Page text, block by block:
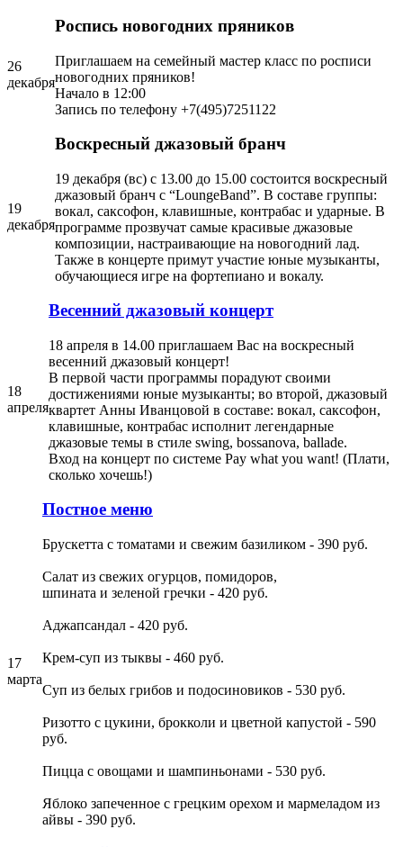
26
декабря
Роспись новогодних пряников
Приглашаем на семейный мастер класс по росписи
новогодних пряников!
Начало в 12:00
Запись по телефону +7(495)7251122
19
декабря
Воскресный джазовый бранч
19 декабря (вс) с 13.00 до 15.00 состоится воскресный
джазовый бранч с “LoungeBand”. В составе группы:
вокал, саксофон, клавишные, контрабас и ударные. В
программе прозвучат самые красивые джазовые
композиции, настраивающие на новогодний лад.
Также в концерте примут участие юные музыканты,
обучающиеся игре на фортепиано и вокалу.
18
апреля
Весенний джазовый концерт
18 апреля в 14.00 приглашаем Вас на воскресный
весенний джазовый концерт!
В первой части программы порадуют своими
достижениями юные музыканты; во второй, джазовый
квартет Анны Иванцовой в составе: вокал, саксофон,
клавишные, контрабас исполнит легендарные
джазовые темы в стиле swing, bossanova, ballade.
Вход на концерт по системе Pay what you want! (Плати,
сколько хочешь!)
17
марта
Постное меню
Брускетта с томатами и свежим базиликом - 390 руб.
Салат из свежих огурцов, помидоров,
шпината и зеленой гречки - 420 руб.
Аджапсандал - 420 руб.
Крем-суп из тыквы - 460 руб.
Суп из белых грибов и подосиновиков - 530 руб.
Ризотто с цукини, брокколи и цветной капустой - 590
руб.
Пицца с овощами и шампиньонами - 530 руб.
Яблоко запеченное с грецким орехом и мармеладом из
айвы - 390 руб.